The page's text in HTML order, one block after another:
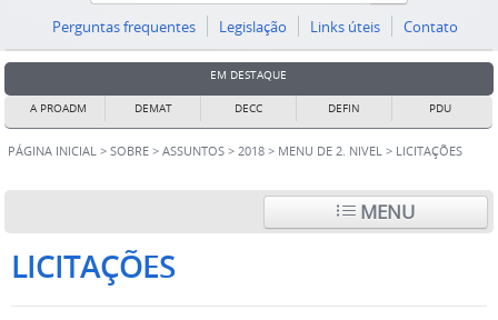
Perguntas frequentes Legislação Links úteis Contato
EM DESTAQUE
A PROADM DEMAT DECC DEFIN PDU
PÁGINA INICIAL > SOBRE > ASSUNTOS > 2018 > MENU DE 2. NIVEL > LICITAÇÕES
MENU
LICITAÇÕES